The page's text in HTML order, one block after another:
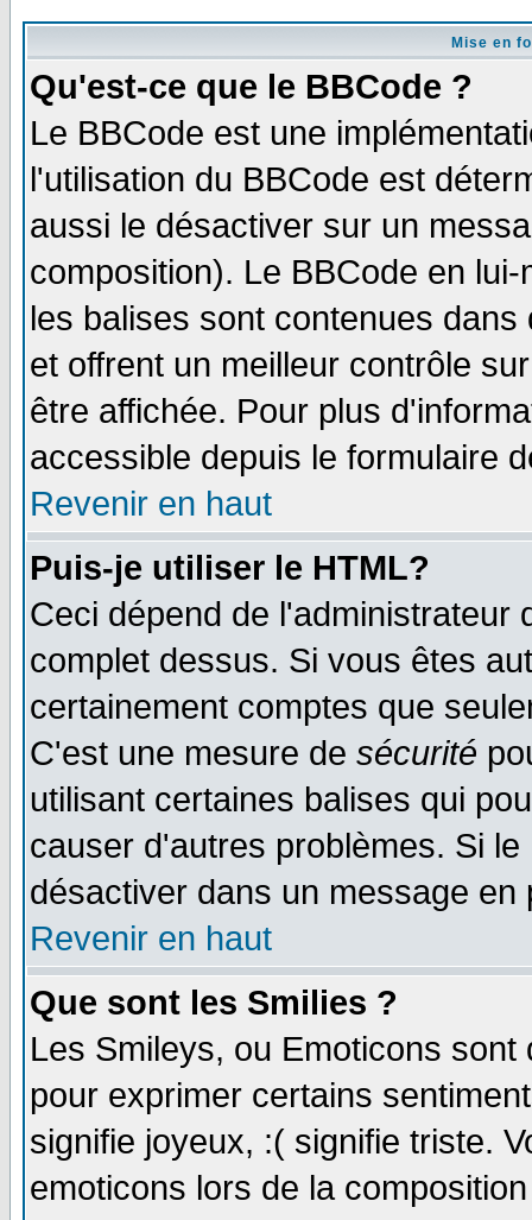
Mise en
Qu'est-ce que le BBCode ?
Le BBCode est une
l'utilisation du BBCode est
aussi le désactiver sur un
composition). Le BBCode en
les balises sont contenues
et offrent un meilleur contrôle
être affichée. Pour plus
accessible depuis le formulaire
Revenir en haut
Puis-je utiliser le HTML?
Ceci dépend de l'administrateur
complet dessus. Si vous êtes
certainement comptes que
C'est une mesure de sécurité
utilisant certaines balises qui
causer d'autres problèmes. Si
désactiver dans un message
Revenir en haut
Que sont les Smilies ?
Les Smileys, ou Emoticons
pour exprimer certains
signifie joyeux, :( signifie triste.
emoticons lors de la